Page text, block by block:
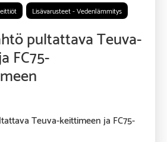
Lisävarusteet - Vedenlämmitys
pultattava Teuva-
FC75-
Teuva-keittimeen ja FC75-